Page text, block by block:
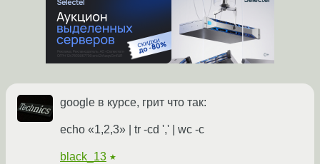
google в курсе, грит что так:
echo «1,2,3» | tr -cd ',' | wc -c
black_13 ★